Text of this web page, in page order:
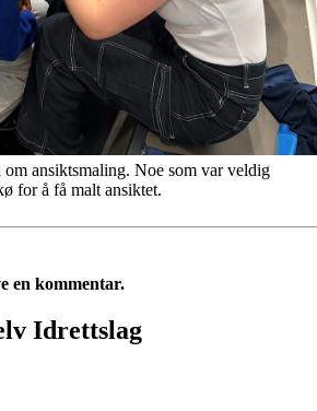
ansiktsmaling. Noe som var veldig
for å få malt ansiktet.
en kommentar.
Idrettslag